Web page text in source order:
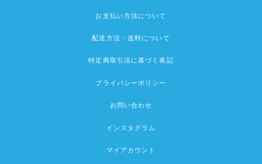
お支払い方法について
配送方法・送料について
特定商取引法に基づく表記
プライバシーポリシー
お問い合わせ
インスタグラム
マイアカウント